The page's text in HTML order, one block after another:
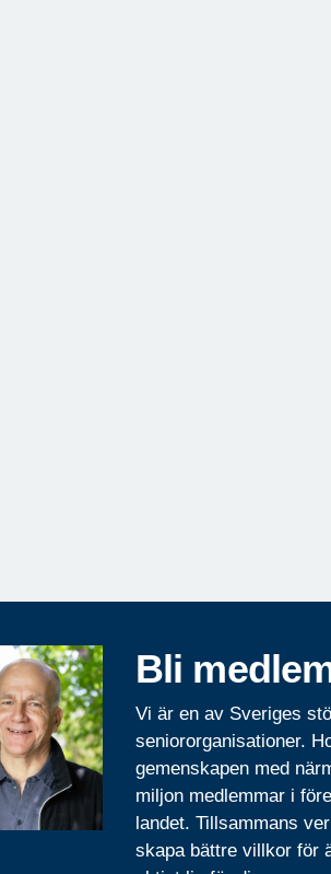
Bli
Vi är en av Sveriges
seniororganisationer.
gemenskapen med
miljon medlemmar i
landet. Tillsammans
skapa bättre villkor för